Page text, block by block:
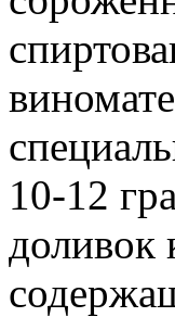
10-12
доливок